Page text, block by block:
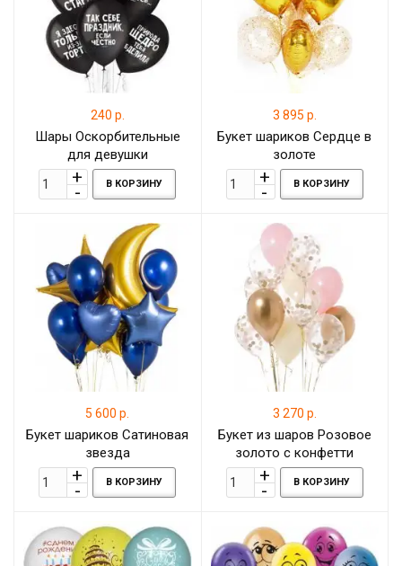
240 р.
Шары Оскорбительные
для девушки
В КОРЗИНУ
3 895 р.
Букет шариков Сердце в
золоте
В КОРЗИНУ
5 600 р.
Букет шариков Сатиновая
звезда
В КОРЗИНУ
3 270 р.
Букет из шаров Розовое
золото с конфетти
В КОРЗИНУ